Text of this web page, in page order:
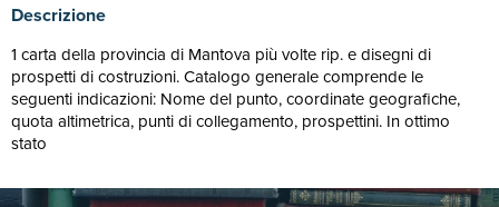
Descrizione
1 carta della provincia di Mantova più volte rip. e disegni di
prospetti di costruzioni. Catalogo generale comprende le
seguenti indicazioni: Nome del punto, coordinate geografiche,
quota altimetrica, punti di collegamento, prospettini. In ottimo
stato